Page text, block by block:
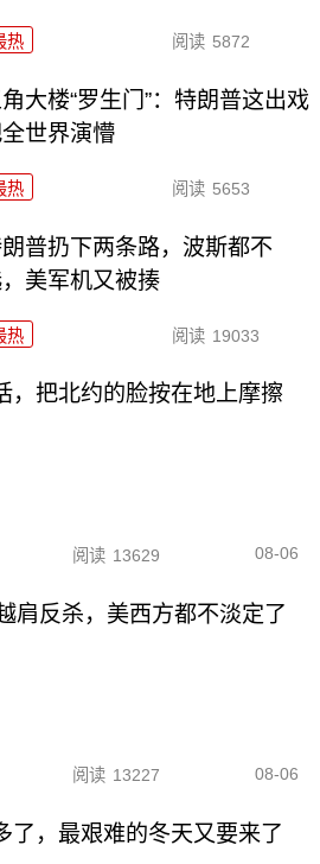
热 阅读 5872
大楼“罗生门”：特朗普这出戏
世界演懵
热 阅读 5653
普扔下两条路，波斯都不
美军机又被揍
热 阅读 19033
，把北约的脸按在地上摩擦
阅读 13629 08-06
肩反杀，美西方都不淡定了
阅读 13227 08-06
了，最艰难的冬天又要来了